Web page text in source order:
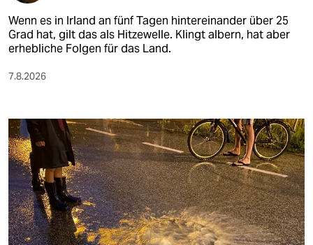
Wenn es in Irland an fünf Tagen hintereinander über 25
Grad hat, gilt das als Hitzewelle. Klingt albern, hat aber
erhebliche Folgen für das Land.
7.8.2026